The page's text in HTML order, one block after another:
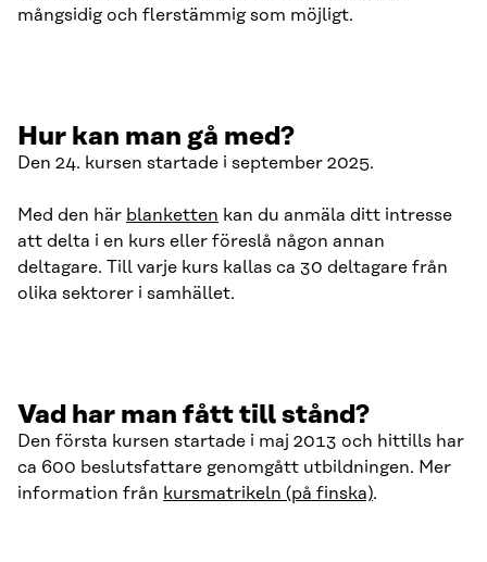
mångsidig och flerstämmig som möjligt.
Hur kan man gå med?
Den 24. kursen startade i september 2025.
Med den här blanketten kan du anmäla ditt intresse
att delta i en kurs eller föreslå någon annan
deltagare. Till varje kurs kallas ca 30 deltagare från
olika sektorer i samhället.
Vad har man fått till stånd?
Den första kursen startade i maj 2013 och hittills har
ca 600 beslutsfattare genomgått utbildningen. Mer
information från kursmatrikeln (på finska).